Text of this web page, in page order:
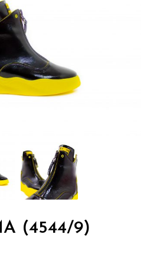
(4544/9)